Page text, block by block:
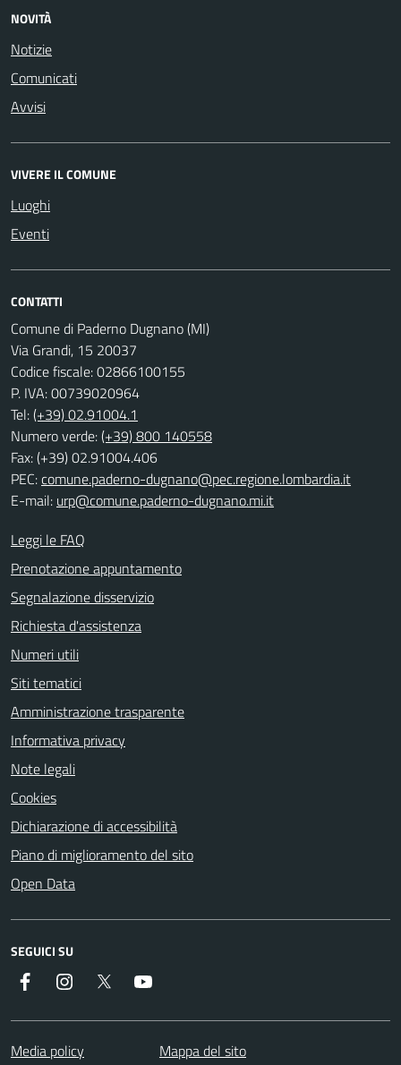
NOVITÀ
Notizie
Comunicati
Avvisi
VIVERE IL COMUNE
Luoghi
Eventi
CONTATTI
Comune di Paderno Dugnano (MI)
Via Grandi, 15 20037
Codice fiscale: 02866100155
P. IVA: 00739020964
Tel:(+39) 02.91004.1
Numero verde:(+39) 800 140558
Fax: (+39) 02.91004.406
PEC:comune.paderno-dugnano@pec.regione.lombardia.it
E-mail: urp@comune.paderno-dugnano.mi.it
Leggi le FAQ
Prenotazione appuntamento
Segnalazione disservizio
Richiesta d'assistenza
Numeri utili
Siti tematici
Amministrazione trasparente
Informativa privacy
Note legali
Cookies
Dichiarazione di accessibilità
Piano di miglioramento del sito
Open Data
SEGUICI SU
Facebook InstagramTwitter
Media policy
Mappa del sito